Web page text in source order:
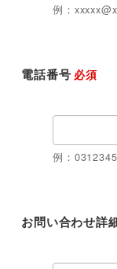
例：
電話番号 必須
例：
お問い合わせ詳